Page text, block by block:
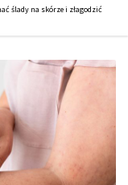
ślady na skórze i złagodzić